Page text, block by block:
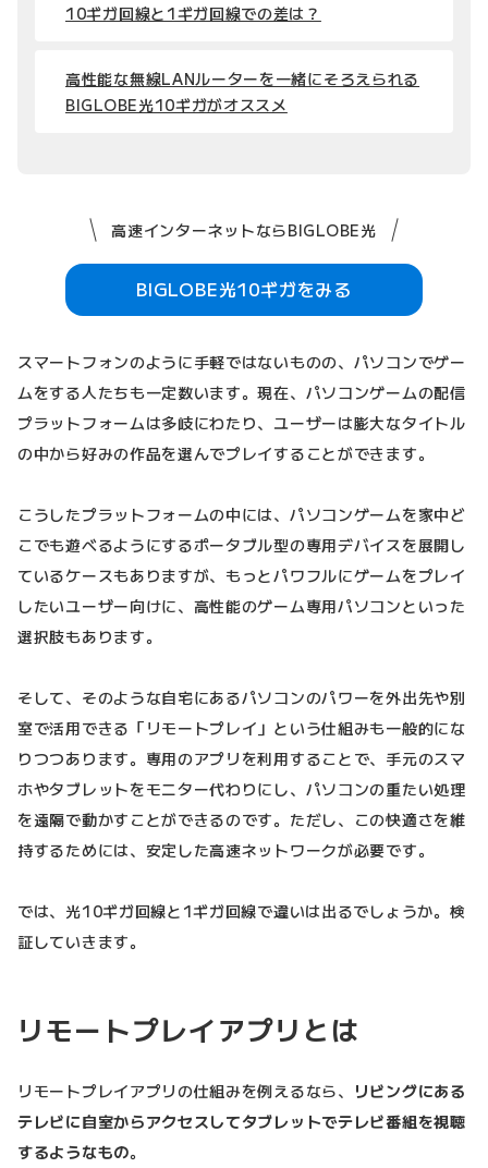
10ギガ回線と1ギガ回線での差は？
高性能な無線LANルーターを一緒にそろえられる
BIGLOBE光10ギガがオススメ
高速インターネットならBIGLOBE光
BIGLOBE光10ギガをみる
スマートフォンのように手軽ではないものの、パソコンでゲー
ムをする人たちも一定数います。現在、パソコンゲームの配信
プラットフォームは多岐にわたり、ユーザーは膨大なタイトル
の中から好みの作品を選んでプレイすることができます。
こうしたプラットフォームの中には、パソコンゲームを家中ど
こでも遊べるようにするポータブル型の専用デバイスを展開し
ているケースもありますが、もっとパワフルにゲームをプレイ
したいユーザー向けに、高性能のゲーム専用パソコンといった
選択肢もあります。
そして、そのような自宅にあるパソコンのパワーを外出先や別
室で活用できる「リモートプレイ」という仕組みも一般的にな
りつつあります。専用のアプリを利用することで、手元のスマ
ホやタブレットをモニター代わりにし、パソコンの重たい処理
を遠隔で動かすことができるのです。ただし、この快適さを維
持するためには、安定した高速ネットワークが必要です。
では、光10ギガ回線と1ギガ回線で違いは出るでしょうか。検
証していきます。
リモートプレイアプリとは
リモートプレイアプリの仕組みを例えるなら、 リビングにある
テレビに自室からアクセスしてタブレットでテレビ番組を視聴
するようなもの。